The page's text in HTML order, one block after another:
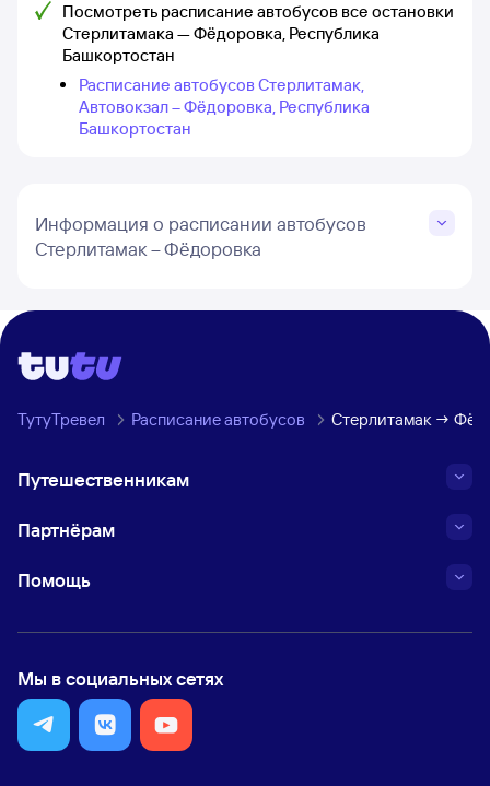
Посмотреть расписание автобусов все остановки
Стерлитамака — Фёдоровка, Республика
Башкортостан
Расписание автобусов Стерлитамак,
Автовокзал – Фёдоровка, Республика
Башкортостан
Информация о расписании автобусов
Стерлитамак – Фёдоровка
ТутуТревел Расписание автобусов Стерлитамак →
Путешественникам
Партнёрам
Помощь
Мы в социальных сетях